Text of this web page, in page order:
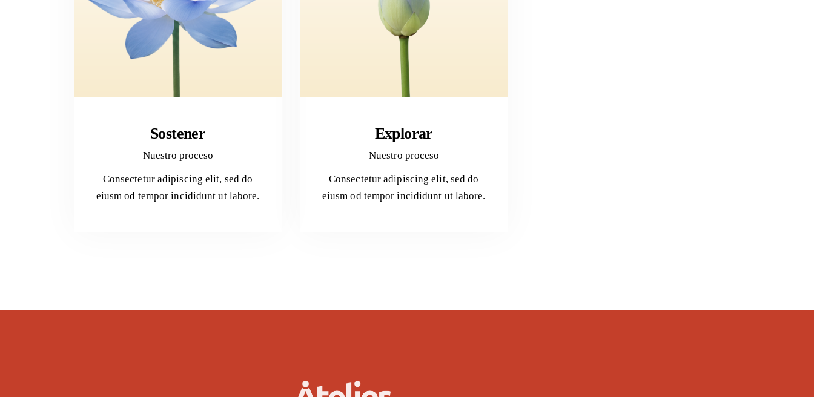
Sostener
Nuestro proceso
Consectetur adipiscing elit, sed do
eiusm od tempor incididunt ut labore.
Explorar
Nuestro proceso
Consectetur adipiscing elit, sed do
eiusm od tempor incididunt ut labore.